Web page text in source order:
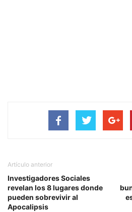
Artículo anterior
Investigadores Sociales
revelan los 8 lugares donde
pueden sobrevivir al
Apocalipsis